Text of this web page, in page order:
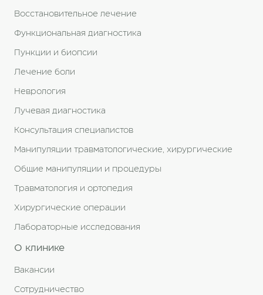
О клинике
Вакансии
Сотрудничество
Восстановительное лечение
Функциональная диагностика
Пункции и биопсии
Лечение боли
Неврология
Лучевая диагностика
Консультация специалистов
Манипуляции травматологические, хирургические
Общие манипуляции и процедуры
Травматология и ортопедия
Хирургические операции
Лабораторные исследования